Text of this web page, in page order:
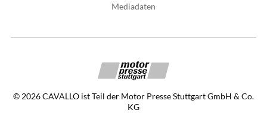
Mediadaten
©2026CAVALLO ist Teil der Motor Presse Stuttgart GmbH & Co.
KG